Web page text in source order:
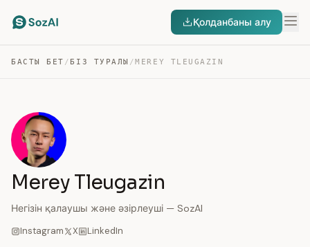
Қолданбаны алу
БАСТЫ БЕТ / БІЗ ТУРАЛЫ /MEREY TLEUGAZIN
Merey Tleugazin
Негізін қалаушы және әзірлеуші — SozAI
Instagram X LinkedIn